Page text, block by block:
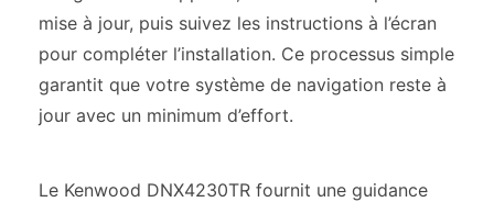
mise à jour, puis suivez les instructions à l’écran
pour compléter l’installation. Ce processus simple
garantit que votre système de navigation reste à
jour avec un minimum d’effort.
Le Kenwood DNX4230TR fournit une guidance